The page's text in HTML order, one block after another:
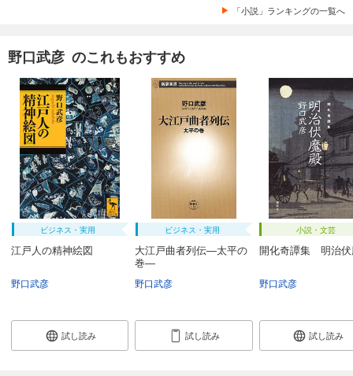
「小説」ランキングの一覧へ
野口武彦 のこれもおすすめ
ビジネス・実用
江戸人の精神絵図
野口武彦
試し読み
ビジネス・実用
大江戸曲者列伝―太平の
巻―
野口武彦
試し読み
小説・文芸
開化奇譚集 明治伏
野口武彦
試し読み